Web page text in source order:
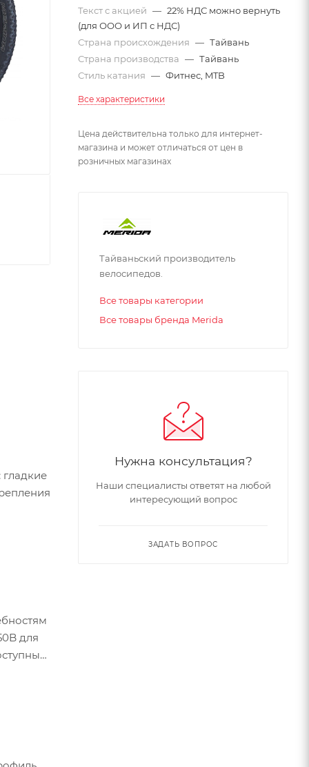
для
Текст с акцией — 22% НДС можно вернуть
(для ООО и ИП с НДС)
Страна происхождения — Тайвань
Страна производства — Тайвань
Стиль катания — Фитнес, MTB
Все характеристики
Цена действительна только для интернет-
магазина и может отличаться от цен в
розничных магазинах
Тайваньский производитель
велосипедов.
Все товары категории
Все товары бренда Merida
Нужна консультация?
Наши специалисты ответят на любой
интересующий вопрос
ЗАДАТЬ ВОПРОС